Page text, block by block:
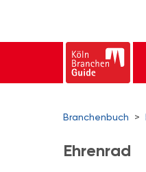
Branchenbuch >
Ehrenrad